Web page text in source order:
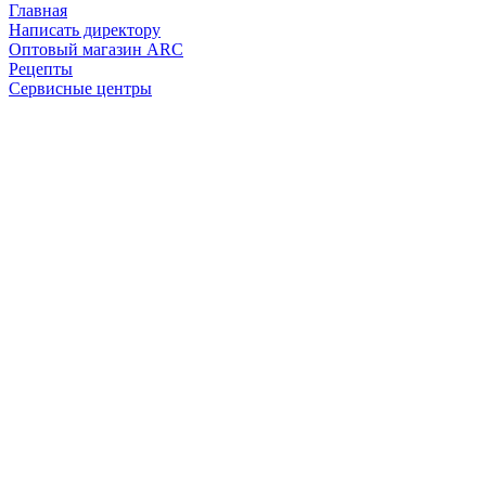
Главная
Написать директору
Оптовый магазин ARC
Рецепты
Сервисные центры